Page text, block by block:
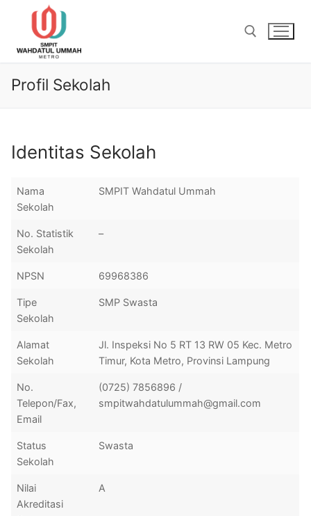
Lompat
Profil Sekolah
Identitas Sekolah
Nama
Sekolah
SMPIT Wahdatul Ummah
No. Statistik
Sekolah
–
NPSN 69968386
Tipe
Sekolah
SMP Swasta
Alamat
Sekolah
Jl. Inspeksi No 5 RT 13 RW 05 Kec. Metro
Timur, Kota Metro, Provinsi Lampung
No.
Telepon/Fax,
Email
(0725) 7856896 /
smpitwahdatulummah@gmail.com
Status
Sekolah
Swasta
Nilai
Akreditasi
A